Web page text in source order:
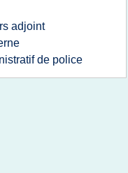
adjoint
de police